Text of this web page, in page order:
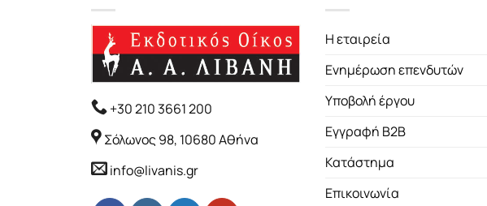
+30 210 3661 200
Σόλωνος 98, 10680 Αθήνα
info@livanis.gr
Η εταιρεία
Ενημέρωση επενδυτών
Υποβολή έργου
Εγγραφή B2B
Κατάστημα
Επικοινωνία